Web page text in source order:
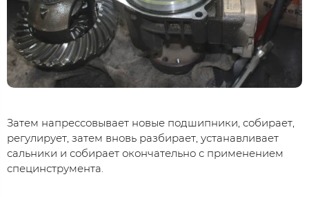
Затем напрессовывает новые подшипники, собирает,
регулирует, затем вновь разбирает, устанавливает
сальники и собирает окончательно с применением
специнструмента.